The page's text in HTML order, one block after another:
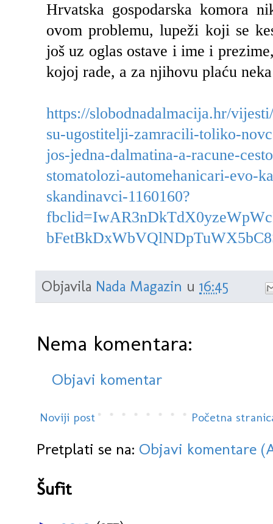
Hrvatska gospodarska komora
ovom problemu, lupeži koji se
još uz oglas ostave i ime i
kojoj rade, a za njihovu plaću
https://slobodnadalmacija.hr/
su-ugostitelji-zamracili-toliko-
jos-jedna-dalmatina-a-racune-
stomatolozi-automehanicari-evo-
skandinavci-1160160?
Objavila Nada Magazin u 16:45
Nema komentara:
Objavi komentar
Noviji post Početna
Pretplati se na: Objavi komentare
Šufit